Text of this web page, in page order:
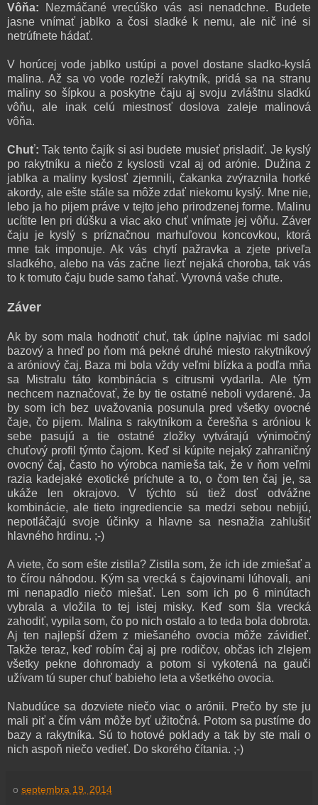
Vôňa: Nezmáčané vrecúško vás asi nenadchne. Budete
jasne vnímať jablko a čosi sladké k nemu, ale nič iné si
netrúfnete hádať.
V horúcej vode jablko ustúpi a povel dostane sladko-kyslá
malina. Až sa vo vode rozleží rakytník, pridá sa na stranu
maliny so šípkou a poskytne čaju aj svoju zvláštnu sladkú
vôňu, ale inak celú miestnosť doslova zaleje malinová
vôňa.
Chuť:Tak tento čajík si asi budete musieť prisladiť. Je kyslý
po rakytníku a niečo z kyslosti vzal aj od arónie. Dužina z
jablka a maliny kyslosť zjemnili, čakanka zvýraznila horké
akordy, ale ešte stále sa môže zdať niekomu kyslý. Mne nie,
lebo ja ho pijem práve v tejto jeho prirodzenej forme. Malinu
ucítite len pri dúšku a viac ako chuť vnímate jej vôňu. Záver
čaju je kyslý s príznačnou marhuľovou koncovkou, ktorá
mne tak imponuje. Ak vás chytí pažravka a zjete priveľa
sladkého, alebo na vás začne liezť nejaká choroba, tak vás
to k tomuto čaju bude samo ťahať. Vyrovná vaše chute.
Záver
Ak by som mala hodnotiť chuť, tak úplne najviac mi sadol
bazový a hneď po ňom má pekné druhé miesto rakytníkový
a aróniový čaj. Baza mi bola vždy veľmi blízka a podľa mňa
sa Mistralu táto kombinácia s citrusmi vydarila. Ale tým
nechcem naznačovať, že by tie ostatné neboli vydarené. Ja
by som ich bez uvažovania posunula pred všetky ovocné
čaje, čo pijem. Malina s rakytníkom a čerešňa s aróniou k
sebe pasujú a tie ostatné zložky vytvárajú výnimočný
chuťový profil týmto čajom. Keď si kúpite nejaký zahraničný
ovocný čaj, často ho výrobca namieša tak, že v ňom veľmi
razia kadejaké exotické príchute a to, o čom ten čaj je, sa
ukáže len okrajovo. V týchto sú tiež dosť odvážne
kombinácie, ale tieto ingrediencie sa medzi sebou nebijú,
nepotláčajú svoje účinky a hlavne sa nesnažia zahlušiť
hlavného hrdinu. ;-)
A viete, čo som ešte zistila? Zistila som, že ich ide zmiešať a
to čírou náhodou. Kým sa vrecká s čajovinami lúhovali, ani
mi nenapadlo niečo miešať. Len som ich po 6 minútach
vybrala a vložila to tej istej misky. Keď som šla vrecká
zahodiť, vypila som, čo po nich ostalo a to teda bola dobrota.
Aj ten najlepší džem z miešaného ovocia môže závidieť.
Takže teraz, keď robím čaj aj pre rodičov, občas ich zlejem
všetky pekne dohromady a potom si vykotená na gauči
užívam tú super chuť babieho leta a všetkého ovocia.
Nabudúce sa dozviete niečo viac o arónii. Prečo by ste ju
mali piť a čím vám môže byť užitočná. Potom sa pustíme do
bazy a rakytníka. Sú to hotové poklady a tak by ste mali o
nich aspoň niečo vedieť. Do skorého čítania. ;-)
o septembra 19, 2014